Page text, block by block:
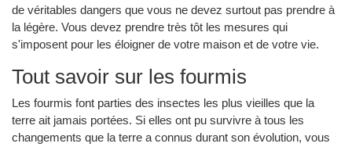
de véritables dangers que vous ne devez surtout pas prendre à
la légère. Vous devez prendre très tôt les mesures qui
s'imposent pour les éloigner de votre maison et de votre vie.
Tout savoir sur les fourmis
Les fourmis font parties des insectes les plus vieilles que la
terre ait jamais portées. Si elles ont pu survivre à tous les
changements que la terre a connus durant son évolution, vous